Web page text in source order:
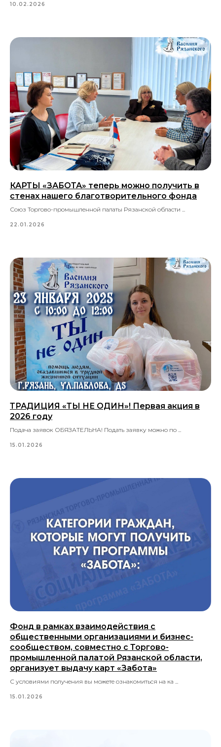
10.02.2026
КАРТЫ «ЗАБОТА» теперь можно получить в
стенах нашего благотворительного фонда
Союз Торгово-промышленной палаты Рязанской области ...
22.01.2026
ТРАДИЦИЯ «ТЫ НЕ ОДИН»! Первая акция в
2026 году
Подача заявок ОБЯЗАТЕЛЬНА! Подать заявку можно по ...
15.01.2026
Фонд в рамках взаимодействия с
общественными организациями и бизнес-
сообществом, совместно с Торгово-
промышленной палатой Рязанской области,
организует выдачу карт «Забота»
С условиями получения вы можете ознакомиться на ка ...
15.01.2026